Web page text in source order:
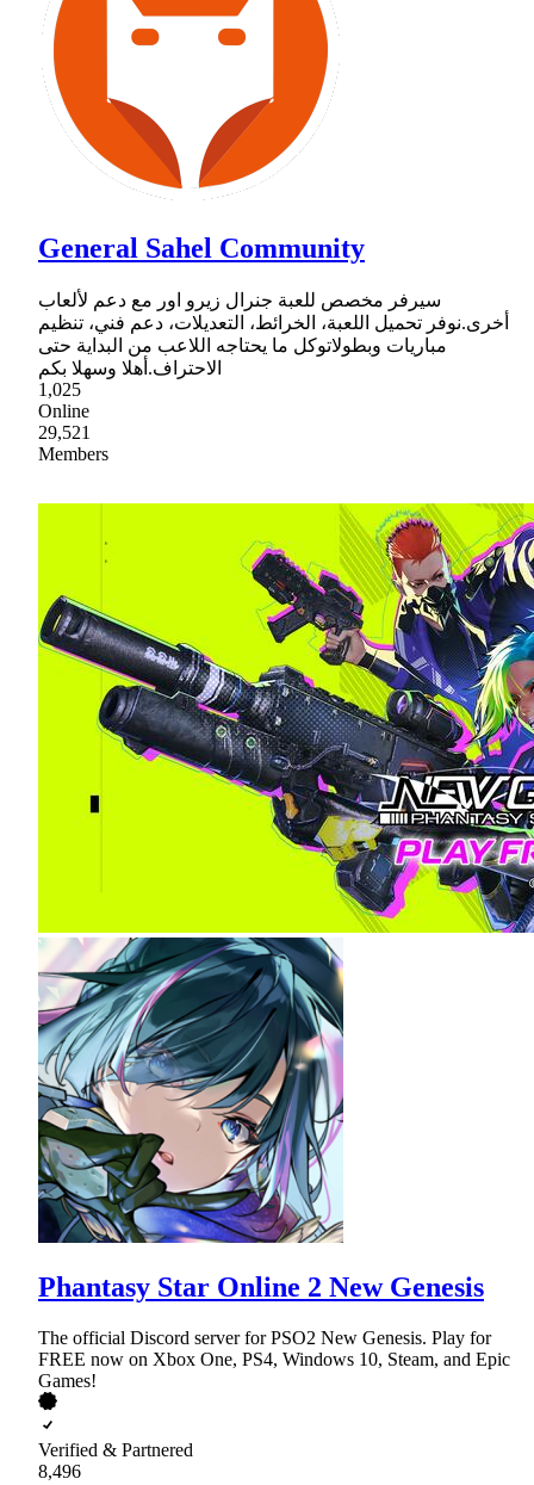
General Sahel Community
سيرفر مخصص للعبة جنرال زيرو اور مع دعم لألعاب
أخرى.نوفر تحميل اللعبة، الخرائط، التعديلات، دعم فني، تنظيم
مباريات وبطولاتوكل ما يحتاجه اللاعب من البداية حتى
الاحتراف.أهلا وسهلا بكم
1,025
Online
29,521
Members
Phantasy Star Online 2 New Genesis
The official Discord server for PSO2 New Genesis. Play for
FREE now on Xbox One, PS4, Windows 10, Steam, and Epic
Games!
Verified & Partnered
8,496